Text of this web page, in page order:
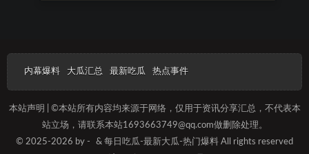
内幕爆料 大瓜汇总 最新吃瓜 热点事件
本站声明 | ©本站所有内容均来源于网络，仅用于资讯分享汇总，不代表本
站立场，请联系本站1693663749@qq.com做删除处理。
© 2025-2026 by -
& 每日吃瓜-最新大瓜-热门爆料 All rights reserved